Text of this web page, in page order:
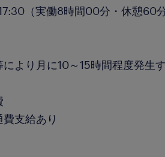
（実働8時間00分・休憩60
により月に10～15時間程度発生
支給あり